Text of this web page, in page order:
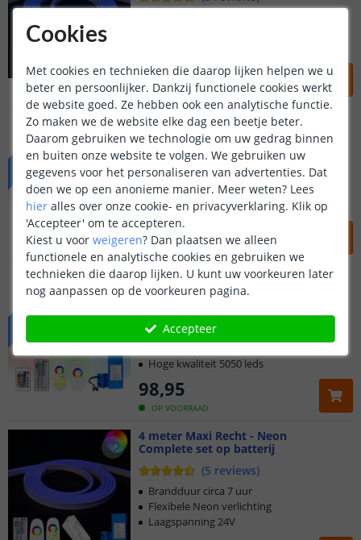
OP VOORRAAD
148,95
BASIC
4 meter RGB Basic strip
Complete set op batterij
(17 reviews)
OP VOORRAAD
82,95
Brandduur circa 6 uur
30 krachtige RGB leds p/m
Hoge kwaliteit 5050 leds
PREMIUM
4 meter RGB Premium strip
Complete set op batterij
(9 reviews)
OP VOORRAAD
98,95
Brandduur circa 4 uur
Hoge kwaliteit 5050 leds
4 meter Maxi Recht - Neon
Complete set op batterij
(5 reviews)
Brandduur circa 7 uur
Flexibele Neon verlichting
Laagspanning 24V
Cookies
Met cookies en technieken die daarop lijken helpen we u
beter en persoonlijker. Dankzij functionele cookies werkt
de website goed. Ze hebben ook een analytische functie.
Zo maken we de website elke dag een beetje beter.
Daarom gebruiken we technologie om uw gedrag binnen
en buiten onze website te volgen. We gebruiken uw
gegevens voor het personaliseren van advertenties. Dat
doen we op een anonieme manier. Meer weten? Lees
hier alles over onze cookie- en privacyverklaring. Klik op
'Accepteer' om te accepteren.
Kiest u voor weigeren? Dan plaatsen we alleen
functionele en analytische cookies en gebruiken we
technieken die daarop lijken. U kunt uw voorkeuren later
nog aanpassen op de voorkeuren pagina.
Accepteer